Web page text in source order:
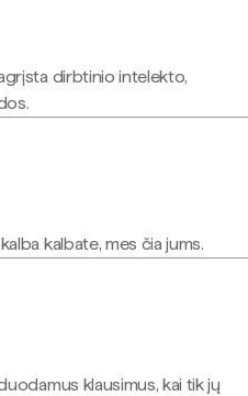
dirbtinio intelekto,
kalbate, mes čia jums.
klausimus, kai tik jų